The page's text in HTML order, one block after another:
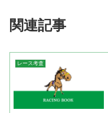
関連記事
レース考査